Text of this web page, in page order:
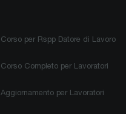
Corso per Rspp Datore di Lavoro
Corso Completo per Lavoratori
Aggiornamento per Lavoratori